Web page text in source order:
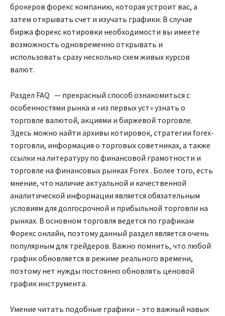
брокеров форекс компанию, которая устроит вас, а
затем открывать счет и изучать графики. В случае
биржа форекс котировки необходимости вы имеете
возможность одновременно открывать и
использовать сразу несколько схем живых курсов
валют.
Раздел FAQ — прекрасный способ ознакомиться с
особенностями рынка и «из первых уст» узнать о
торговле валютой, акциями и биржевой торговле.
Здесь можно найти архивы котировок, стратегии forex-
торговли, информация о торговых советниках, а также
ссылки на литературу по финансовой грамотности и
торговле на финансовых рынках Forex . Более того, есть
мнение, что наличие актуальной и качественной
аналитической информации является обязательным
условиям для долгосрочной и прибыльной торговли на
рынках. В основном торговля ведется по графикам
Форекс онлайн, поэтому данный раздел является очень
популярным для трейдеров. Важно помнить, что любой
график обновляется в режиме реального времени,
поэтому нет нужды постоянно обновлять ценовой
график инструмента.
Умение читать подобные графики – это важный навык